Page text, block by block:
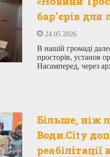
бар’єрів для
24.05.2026
В нашій громаді
просторів, установ
Насамперед, через
Більше, ніж
Води.City
реабілітації